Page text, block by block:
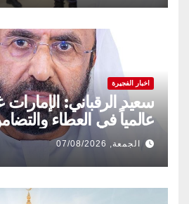
اخبار الفجيرة
سعيد الرقباني:
عالمياً في العطاء
الجمعة, 07/08/2026